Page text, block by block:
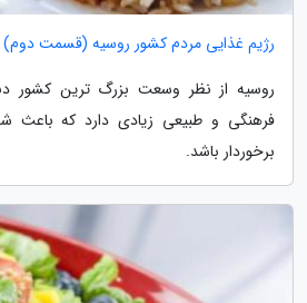
رژیم غذایی مردم کشور روسیه (قسمت دوم)
روسیه از نظر وسعت بزرگ ترین کشور
فرهنگی و طبیعی زیادی دارد که باعث
برخوردار باشد.